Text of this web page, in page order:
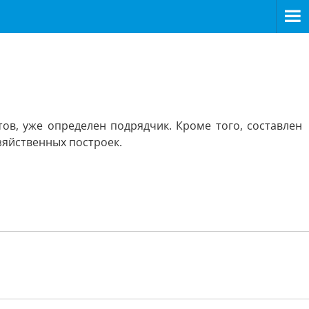
уже определен подрядчик. Кроме того, составлен
построек.